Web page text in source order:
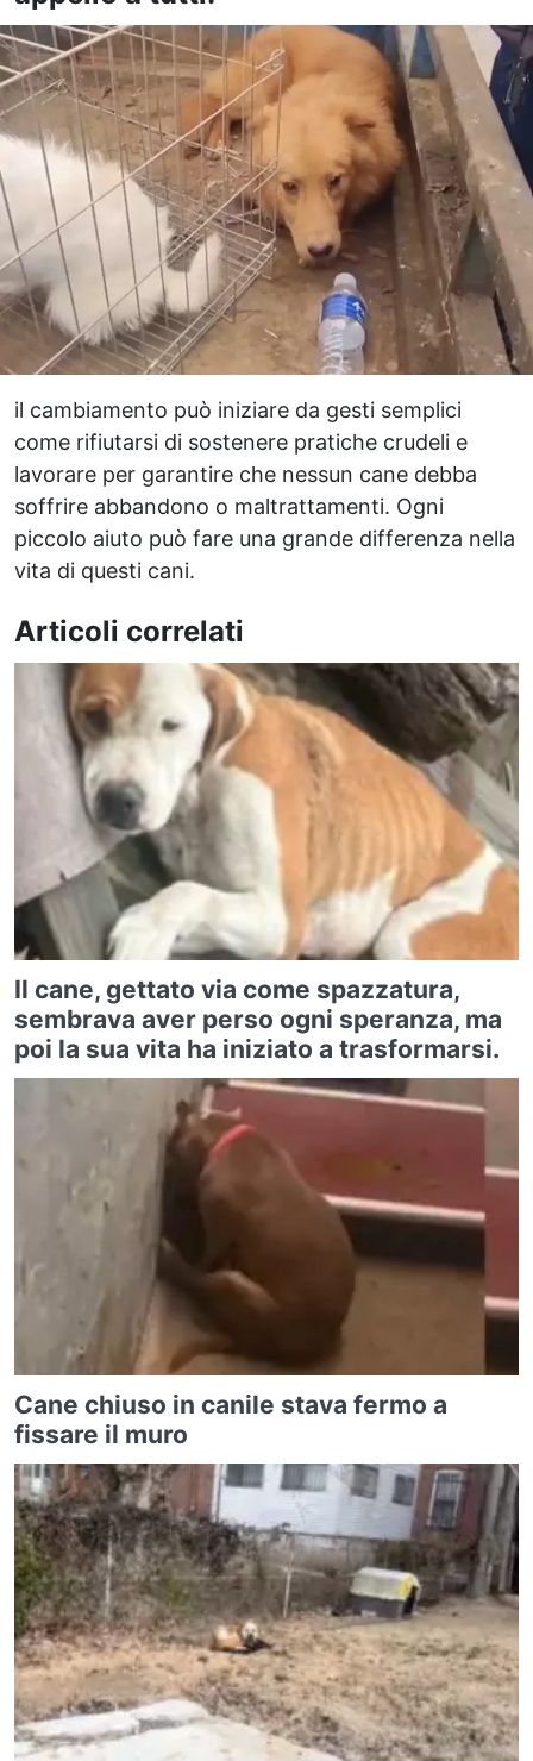
il cambiamento può iniziare da gesti semplici
come rifiutarsi di sostenere pratiche crudeli e
lavorare per garantire che nessun cane debba
soffrire abbandono o maltrattamenti. Ogni
piccolo aiuto può fare una grande differenza nella
vita di questi cani.
Articoli correlati
Il cane, gettato via come spazzatura,
sembrava aver perso ogni speranza, ma
poi la sua vita ha iniziato a trasformarsi.
Cane chiuso in canile stava fermo a
fissare il muro